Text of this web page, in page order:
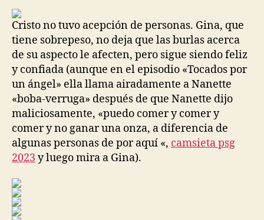
Cristo no tuvo acepción de personas. Gina, que
tiene sobrepeso, no deja que las burlas acerca
de su aspecto le afecten, pero sigue siendo feliz
y confiada (aunque en el episodio «Tocados por
un ángel» ella llama airadamente a Nanette
«boba-verruga» después de que Nanette dijo
maliciosamente, «puedo comer y comer y
comer y no ganar una onza, a diferencia de
algunas personas de por aquí «, camsieta psg
2023 y luego mira a Gina).